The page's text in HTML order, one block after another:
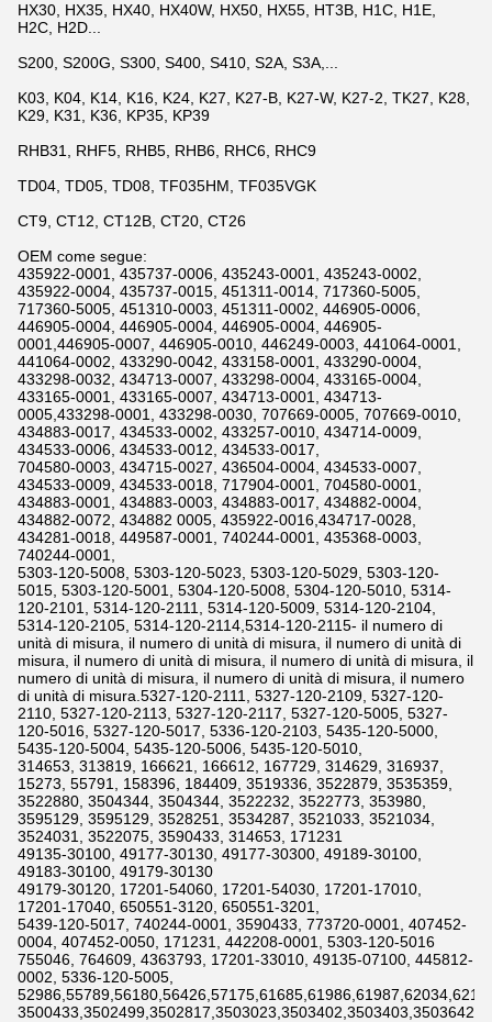
HX30, HX35, HX40, HX40W, HX50, HX55, HT3B, H1C, H1E,
H2C, H2D...
S200, S200G, S300, S400, S410, S2A, S3A,...
K03, K04, K14, K16, K24, K27, K27-B, K27-W, K27-2, TK27, K28,
K29, K31, K36, KP35, KP39
RHB31, RHF5, RHB5, RHB6, RHC6, RHC9
TD04, TD05, TD08, TF035HM, TF035VGK
CT9, CT12, CT12B, CT20, CT26
OEM come segue:
435922-0001, 435737-0006, 435243-0001, 435243-0002,
435922-0004, 435737-0015, 451311-0014, 717360-5005,
717360-5005, 451310-0003, 451311-0002, 446905-0006,
446905-0004, 446905-0004, 446905-0004, 446905-
0001,446905-0007, 446905-0010, 446249-0003, 441064-0001,
441064-0002, 433290-0042, 433158-0001, 433290-0004,
433298-0032, 434713-0007, 433298-0004, 433165-0004,
433165-0001, 433165-0007, 434713-0001, 434713-
0005,433298-0001, 433298-0030, 707669-0005, 707669-0010,
434883-0017, 434533-0002, 433257-0010, 434714-0009,
434533-0006, 434533-0012, 434533-0017,
704580-0003, 434715-0027, 436504-0004, 434533-0007,
434533-0009, 434533-0018, 717904-0001, 704580-0001,
434883-0001, 434883-0003, 434883-0017, 434882-0004,
434882-0072, 434882 0005, 435922-0016,434717-0028,
434281-0018, 449587-0001, 740244-0001, 435368-0003,
740244-0001,
5303-120-5008, 5303-120-5023, 5303-120-5029, 5303-120-
5015, 5303-120-5001, 5304-120-5008, 5304-120-5010, 5314-
120-2101, 5314-120-2111, 5314-120-5009, 5314-120-2104,
5314-120-2105, 5314-120-2114,5314-120-2115- il numero di
unità di misura, il numero di unità di misura, il numero di unità di
misura, il numero di unità di misura, il numero di unità di misura, il
numero di unità di misura, il numero di unità di misura, il numero
di unità di misura.5327-120-2111, 5327-120-2109, 5327-120-
2110, 5327-120-2113, 5327-120-2117, 5327-120-5005, 5327-
120-5016, 5327-120-5017, 5336-120-2103, 5435-120-5000,
5435-120-5004, 5435-120-5006, 5435-120-5010,
314653, 313819, 166621, 166612, 167729, 314629, 316937,
15273, 55791, 158396, 184409, 3519336, 3522879, 3535359,
3522880, 3504344, 3504344, 3522232, 3522773, 353980,
3595129, 3595129, 3528251, 3534287, 3521033, 3521034,
3524031, 3522075, 3590433, 314653, 171231
49135-30100, 49177-30130, 49177-30300, 49189-30100,
49183-30100, 49179-30130
49179-30120, 17201-54060, 17201-54030, 17201-17010,
17201-17040, 650551-3120, 650551-3201,
5439-120-5017, 740244-0001, 3590433, 773720-0001, 407452-
0004, 407452-0050, 171231, 442208-0001, 5303-120-5016
755046, 764609, 4363793, 17201-33010, 49135-07100, 445812-
0002, 5336-120-5005,